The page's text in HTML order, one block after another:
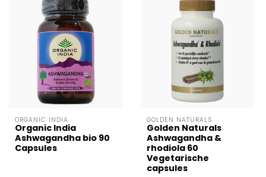
ORGANIC INDIA
Organic India
Ashwagandha bio 90
Capsules
GOLDEN NATURALS
Golden Naturals
Ashwagandha &
rhodiola 60
Vegetarische
capsules